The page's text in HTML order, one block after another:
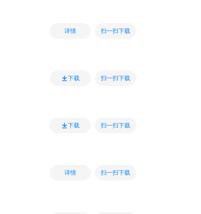
详情 扫一扫下载
下载 扫一扫下载
下载 扫一扫下载
详情 扫一扫下载